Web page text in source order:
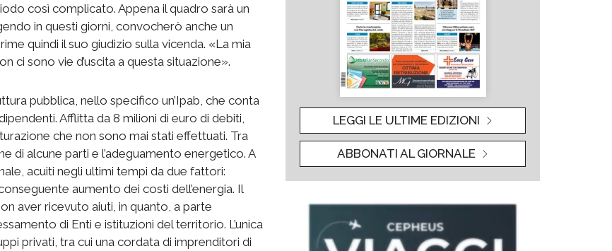
così complicato. Appena il quadro sarà un
in questi giorni, convocherò anche un
quindi il suo giudizio sulla vicenda. «La mia
ci sono vie d’uscita a questa situazione».
pubblica, nello specifico un’Ipab, che conta
Afflitta da 8 milioni di euro di debiti,
che non sono mai stati effettuati. Tra
di alcune parti e l’adeguamento energetico. A
acuiti negli ultimi tempi da due fattori:
aumento dei costi dell’energia. Il
aver ricevuto aiuti, in quanto, a parte
di Enti e istituzioni del territorio. L’unica
privati, tra cui una cordata di imprenditori di
LEGGI LE ULTIME EDIZIONI
ABBONATI AL GIORNALE